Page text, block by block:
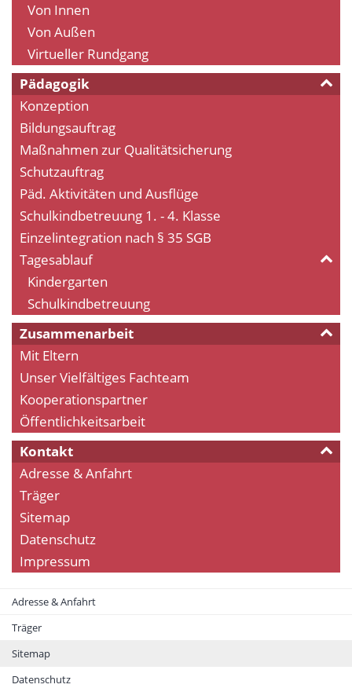
Von Innen
Von Außen
Virtueller Rundgang
Pädagogik
Konzeption
Bildungsauftrag
Maßnahmen zur Qualitätsicherung
Schutzauftrag
Päd. Aktivitäten und Ausflüge
Schulkindbetreuung 1. - 4. Klasse
Einzelintegration nach § 35 SGB
Tagesablauf
Kindergarten
Schulkindbetreuung
Zusammenarbeit
Mit Eltern
Unser Vielfältiges Fachteam
Kooperationspartner
Öffentlichkeitsarbeit
Kontakt
Adresse & Anfahrt
Träger
Sitemap
Datenschutz
Impressum
Adresse & Anfahrt
Träger
Sitemap
Datenschutz